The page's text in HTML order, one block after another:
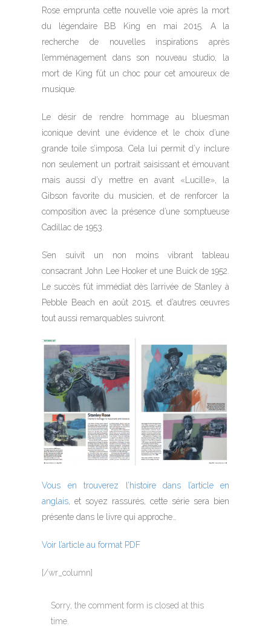
Rose emprunta cette nouvelle voie après la mort
du légendaire BB King en mai 2015. A la
recherche de nouvelles inspirations après
l’emménagement dans son nouveau studio, la
mort de King fût un choc pour cet amoureux de
musique.
Le désir de rendre hommage au bluesman
iconique devint une évidence et le choix d’une
grande toile s’imposa. Cela lui permit d’y inclure
non seulement un portrait saisissant et émouvant
mais aussi d’y mettre en avant «Lucille», la
Gibson favorite du musicien, et de renforcer la
composition avec la présence d’une somptueuse
Cadillac de 1953.
S’en suivit un non moins vibrant tableau
consacrant John Lee Hooker et une Buick de 1952.
Le succès fût immédiat dès l’arrivée de Stanley à
Pebble Beach en août 2015, et d’autres œuvres
tout aussi remarquables suivront.
Vous en trouverez l’histoire dans l’article en
anglais , et soyez rassurés, cette série sera bien
présente dans le livre qui approche…
Voir l’article au format PDF
[/wr_column]
Sorry, the comment form is closed at this
time.